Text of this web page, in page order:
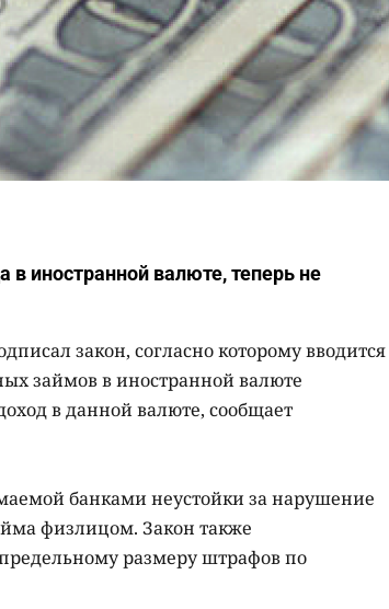
иностранной валюте, теперь не
закон, согласно которому вводится
займов в иностранной валюте
в данной валюте, сообщает
банками неустойки за нарушение
физлицом. Закон также
размеру штрафов по